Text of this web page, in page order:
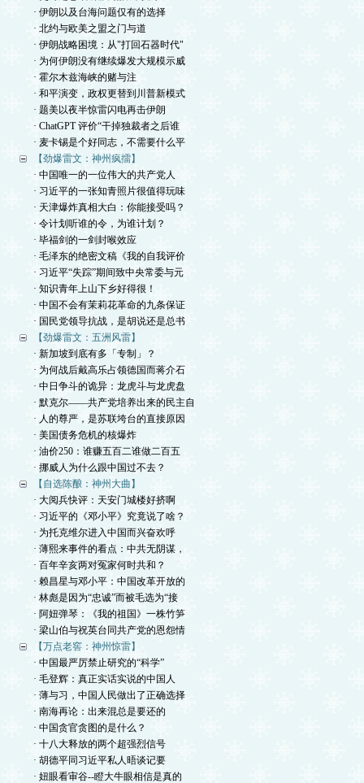
· 伊朗以及台海问题仅有的选择
· 北约与欧美之盟之门与道
· 伊朗战略困境：从"打回石器时代"
· 为何伊朗没有继续爆发大规模示威
· 霍尔木兹海峡的赌与注
· 和平演变，政权更替到川普新模式
· 题美以夜半惊雷闪电再击伊朗
· ChatGPT 评价“干掉独裁者之后谁
· 麦卡锡是个好同志，不需要什么平
【劲爆雷文：神州疯擂】
· 中国唯一的一位伟大的共产党人
· 习近平的一张知青照片很值得玩味
· 天津爆炸真相大白：你能接受吗？
· 令计划听谁的令，为谁计划？
· 毕福剑的一剑封喉效应
· 毛泽东的绝密文稿《我的自我评价
· 习近平“失踪”期间致中央常委与元
· 知识青年上山下乡好得很！
· 中国不会有茉莉花革命的九条保证
· 国民党领导抗战，是胡说还是总书
【劲爆雷文：五洲风雷】
· 新加坡到底有多「专制」？
· 为何战后戴高乐占领德国而蒋介石
· 中日争斗的诡异：龙虎斗与龙虎盘
· 默克尔——共产党培养出来的民主自
· 人的尊严，是苏联垮台的直接原因
· 美国债务危机的核爆炸
· 油价250：谁赚五百二谁做二百五
· 挪威人为什么跟中国过不去？
【自选陈酿：神州大曲】
· 大阅兵快评：天安门城楼好挤啊
· 习近平的《邓小平》究竟说了啥？
· 为托克维尔进入中国而兴奋欢呼
· 薄熙来事件的看点：中共无阴谋，
· 百年辛亥两对冤家何时共和？
· 赖昌星与邓小平：中国改革开放的
· 林彪是因为“忠诚”而被毛选为“接
· 阿妞弹琴：《我的祖国》一株竹笋
· 梁山伯与祝英台同共产党的恩怨情
【万点老窖：神州惊雷】
· 中国最严厉禁止研究的“科学”
· 毛登辉：真正实话实说的中国人
· 薄与习，中国人民做出了正确选择
· 南海再论：出来混总是要还的
· 中国贪官贪图的是什么？
· 十八大释放的两个超强烈信号
· 胡德平同习近平私人晤谈记要
· 妞眼看审谷--瞪大牛眼相信是真的